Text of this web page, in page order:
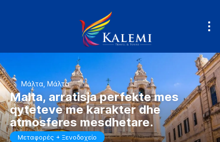
Μάλτα, Μάλτα
Malta, arratisja perfekte mes
qyteteve me karakter dhe
atmosferes mesdhetare.
Μεταφορές + Ξενοδοχείο